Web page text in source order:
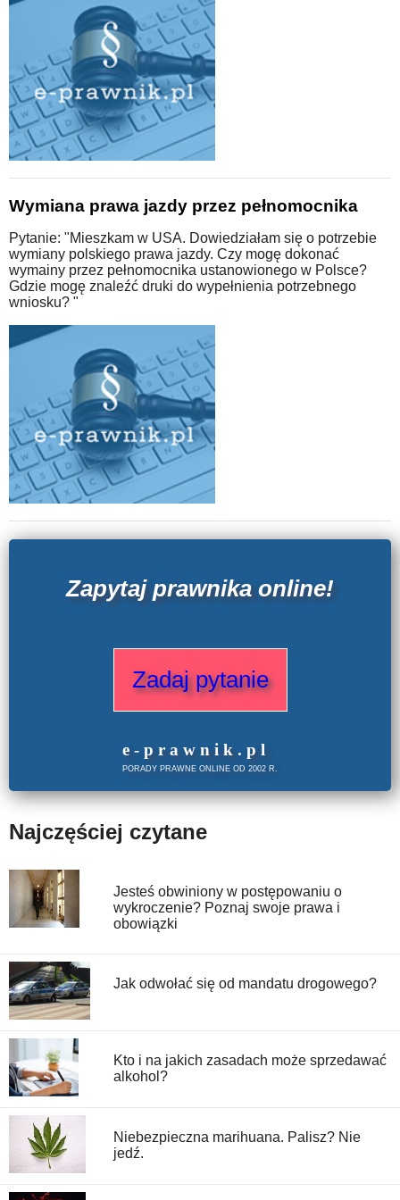
Wymiana prawa jazdy przez pełnomocnika
Pytanie: "Mieszkam w USA. Dowiedziałam się o potrzebie
wymiany polskiego prawa jazdy. Czy mogę dokonać
wymainy przez pełnomocnika ustanowionego w Polsce?
Gdzie mogę znaleźć druki do wypełnienia potrzebnego
wniosku? "
Zapytaj prawnika online!
Zadaj pytanie
e -prawnik . pl
PORADY PRAWNE ONLINE OD 2002 R.
Najczęściej czytane
Jesteś obwiniony w postępowaniu o
wykroczenie? Poznaj swoje prawa i
obowiązki
Jak odwołać się od mandatu drogowego?
Kto i na jakich zasadach może sprzedawać
alkohol?
Niebezpieczna marihuana. Palisz? Nie
jedź.